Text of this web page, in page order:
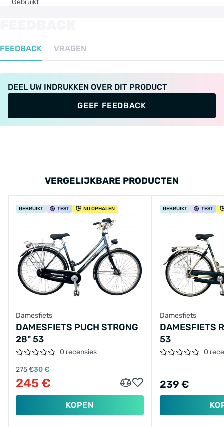
FEEDBACK VRAGEN
DEEL UW INDRUKKEN OVER DIT PRODUCT
GEEF FEEDBACK
VERGELIJKBARE PRODUCTEN
GEBRUIKT TEST NU OPHALEN
Damesfiets
DAMESFIETS PUCH STRONG
28" 53
0 recensies
275 €30 €
245 €
KOPEN
GEBRUIKT TEST
Damesfiets
DAMESFIETS
53
0
239 €